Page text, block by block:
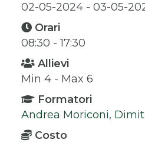
02-05-2024 - 03-05-
Orari
08:30 - 17:30
Allievi
Min 4 - Max 6
Formatori
Andrea Moriconi,
Costo